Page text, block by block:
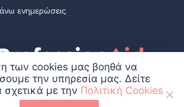
ενημερώσεις
των cookies μας βοηθά να
την υπηρεσία μας. Δείτε
σχετικά με την Πολιτική Cookies